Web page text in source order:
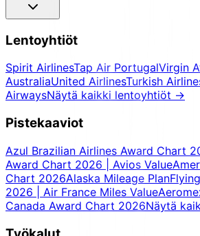
Lentoyhtiöt
Spirit AirlinesTap Air PortugalVirgin
AustraliaUnited AirlinesTurkish
AirwaysNäytä kaikki lentoyhtiöt →
Pistekaaviot
Azul Brazilian Airlines Award Chart
Award Chart 2026 | Avios Value
Chart 2026Alaska Mileage Plan
2026 | Air France Miles Value
Canada Award Chart 2026Näytä